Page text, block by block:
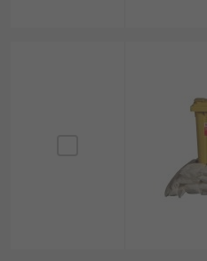
泄漏处理套装，如Ecospill